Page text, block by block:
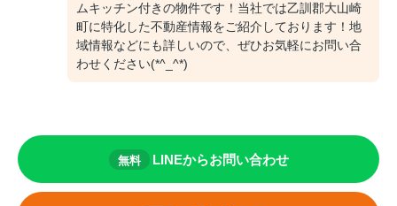
ムキッチン付きの物件です！当社では乙訓郡大山崎
町に特化した不動産情報をご紹介しております！地
域情報などにも詳しいので、ぜひお気軽にお問い合
わせください(*^_^*)
無料 LINEからお問い合わせ